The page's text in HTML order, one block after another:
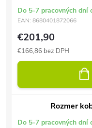
Do 5-7 pracovných dní
EAN: 8680401872066
€201,90
€166,86 bez DPH
Rozmer
Do 5-7 pracovných dní